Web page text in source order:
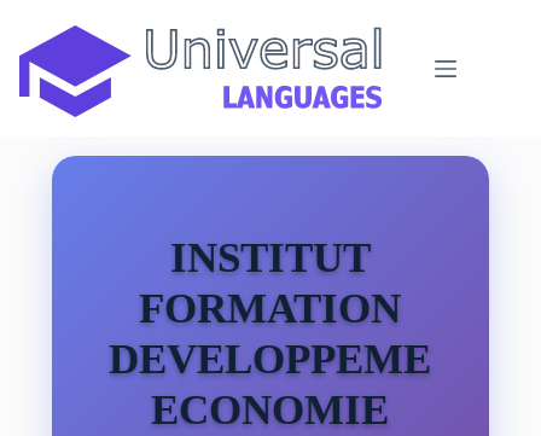
contenu
INSTITUT
FORMATION
DEVELOPPEME
ECONOMIE